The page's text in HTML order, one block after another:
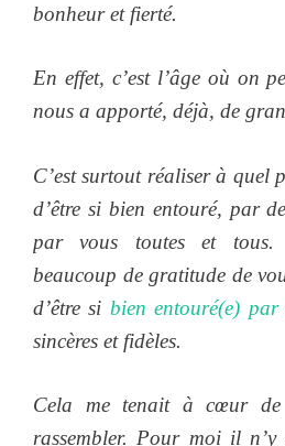
bonheur et fierté.
En effet, c’est l’âge où on
nous a apporté, déjà, de
C’est surtout réaliser à quel
d’être si bien entouré, par
par vous toutes et tous.
beaucoup de gratitude de
d’être si bien entouré(e) par
sincères et fidèles.
Cela me tenait à cœur
rassembler. Pour moi il